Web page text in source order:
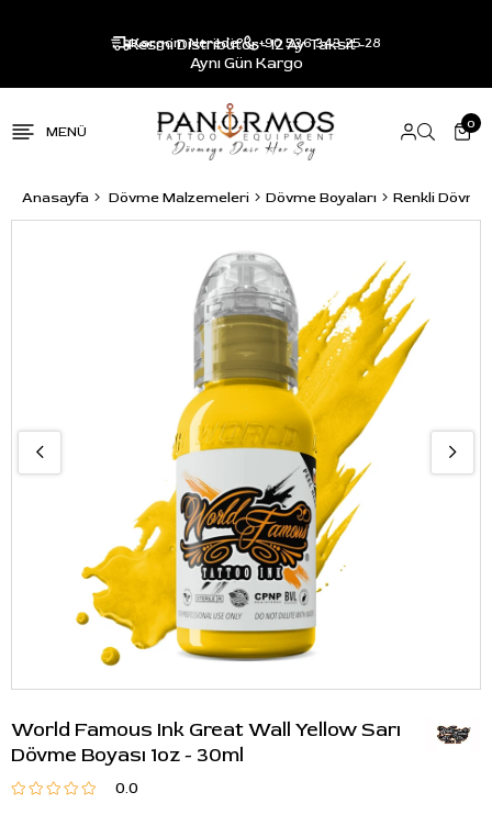
Resmi Distribütör - 12 Ay Taksit -
Aynı Gün Kargo
Kargom Nerede? +90 536 343 25 28
0
Anasayfa Dövme Malzemeleri Dövme Boyaları Renkli Dövme
World Famous Ink Great Wall Yellow Sarı
Dövme Boyası 1oz - 30ml
0.0